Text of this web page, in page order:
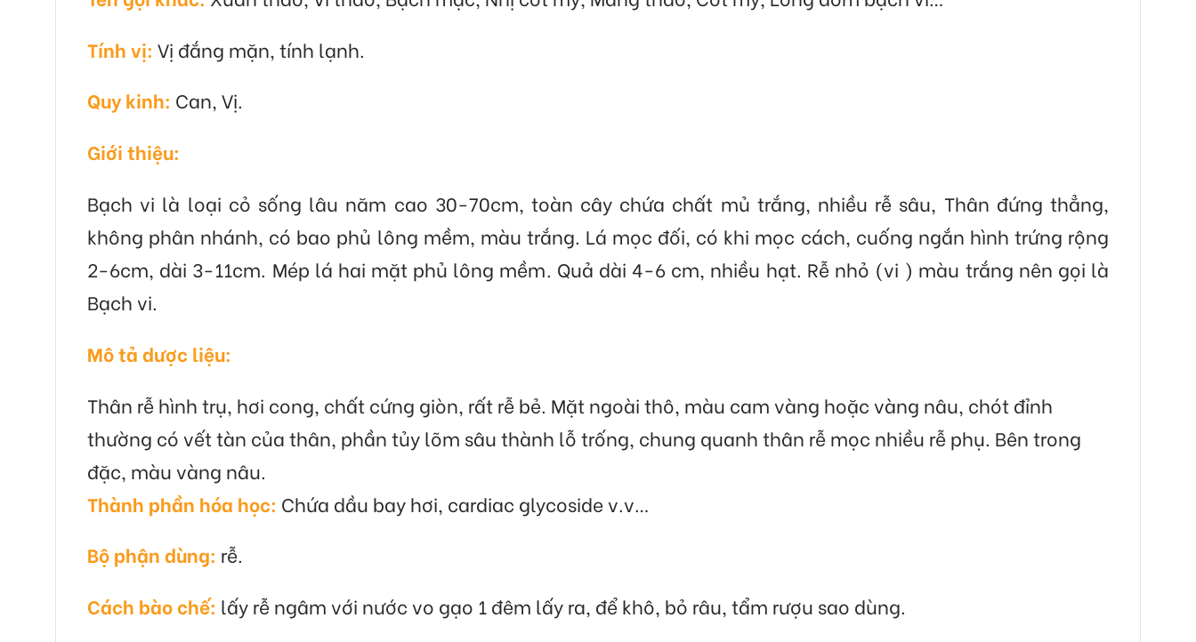
Tính vị: Vị đắng mặn, tính lạnh.
Quy kinh: Can, Vị.
Giới thiệu:
Bạch vi là loại cỏ sống lâu năm cao 30-70cm, toàn cây chứa chất mủ trắng, nhiều rễ sâu, Thân đứng thẳng,
không phân nhánh, có bao phủ lông mềm, màu trắng. Lá mọc đối, có khi mọc cách, cuống ngắn hình trứng rộng
2-6cm, dài 3-11cm. Mép lá hai mặt phủ lông mềm. Quả dài 4-6 cm, nhiều hạt. Rễ nhỏ (vi ) màu trắng nên gọi là
Bạch vi.
Mô tả dược liệu:
Thân rễ hình trụ, hơi cong, chất cứng giòn, rất rễ bẻ. Mặt ngoài thô, màu cam vàng hoặc vàng nâu, chót đỉnh
thường có vết tàn của thân, phần tủy lõm sâu thành lỗ trống, chung quanh thân rễ mọc nhiều rễ phụ. Bên trong
đặc, màu vàng nâu.
Thành phần hóa học: Chứa dầu bay hơi, cardiac glycoside v.v…
Bộ phận dùng: rễ.
Cách bào chế: lấy rễ ngâm với nước vo gạo 1 đêm lấy ra, để khô, bỏ râu, tẩm rượu sao dùng.